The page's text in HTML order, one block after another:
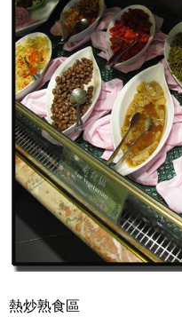
熱炒熟食區